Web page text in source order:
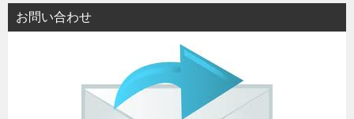
お問い合わせ